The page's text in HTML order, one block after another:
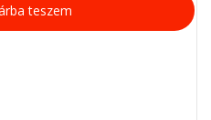
teszem